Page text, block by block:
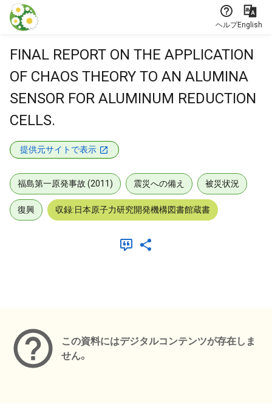
本文に飛ぶ
ヘルプEnglish
FINAL REPORT ON THE APPLICATION
OF CHAOS THEORY TO AN ALUMINA
SENSOR FOR ALUMINUM REDUCTION
CELLS.
提供元サイトで表示
福島第一原発事故 (2011) 震災への備え 被災状況
復興 収録:日本原子力研究開発機構図書館蔵書
この資料にはデジタルコンテンツが存在しま
せん。